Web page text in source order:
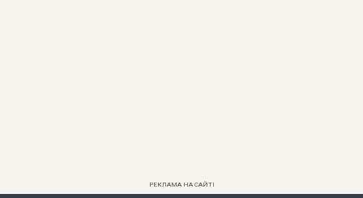
РЕКЛАМА НА САЙТІ